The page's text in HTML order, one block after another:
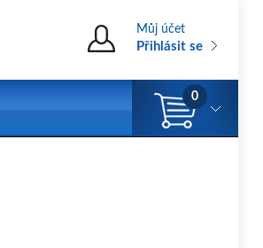
Můj účet
Přihlásit se
0